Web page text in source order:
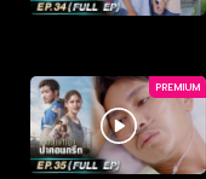
PREMIUM